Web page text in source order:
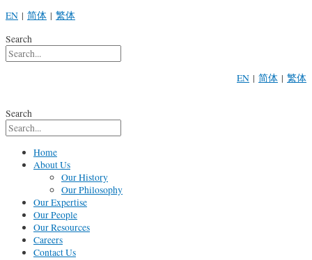
EN | 简体 | 繁体
Search
EN | 简体 | 繁体
Search
Home
About Us
Our History
Our Philosophy
Our Expertise
Our People
Our Resources
Careers
Contact Us